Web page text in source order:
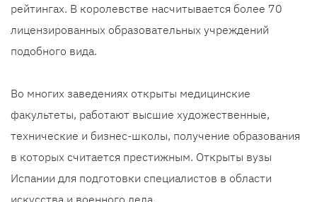
рейтингах. В королевстве насчитывается более 70
лицензированных образовательных учреждений
подобного вида.
Во многих заведениях открыты медицинские
факультеты, работают высшие художественные,
технические и бизнес-школы, получение образования
в которых считается престижным. Открыты вузы
Испании для подготовки специалистов в области
искусства и военного дела.